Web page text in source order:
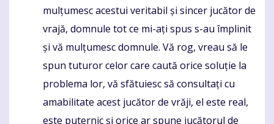
mulțumesc acestui veritabil și sincer jucător de
vrajă, domnule tot ce mi-ați spus s-au împlinit
și vă mulțumesc domnule. Vă rog, vreau să le
spun tuturor celor care caută orice soluție la
problema lor, vă sfătuiesc să consultați cu
amabilitate acest jucător de vrăji, el este real,
este puternic și orice ar spune jucătorul de